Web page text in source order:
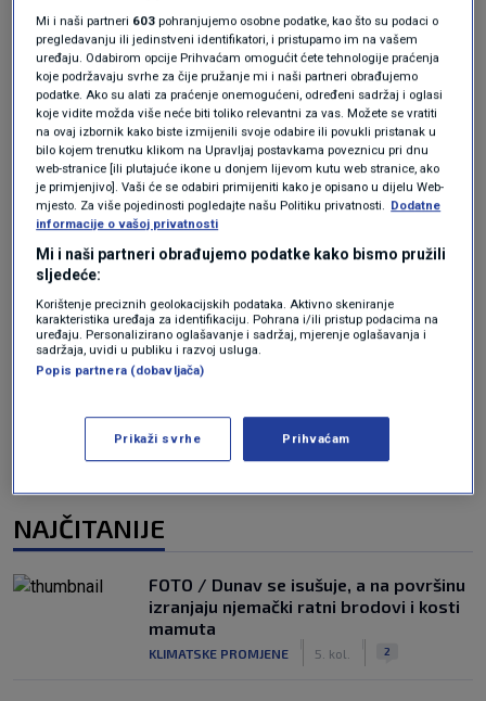
Oglas
Oglas
NAJČITANIJE
FOTO / Dunav se isušuje, a na površinu
izranjaju njemački ratni brodovi i kosti
mamuta
KLIMATSKE PROMJENE 5. kol. 2
Mi i naši partneri 603 pohranjujemo osobne podatke, kao što su podaci o
pregledavanju ili jedinstveni identifikatori, i pristupamo im na vašem
uređaju. Odabirom opcije Prihvaćam omogućit ćete tehnologije praćenja
koje podržavaju svrhe za čije pružanje mi i naši partneri obrađujemo
podatke. Ako su alati za praćenje onemogućeni, određeni sadržaj i oglasi
koje vidite možda više neće biti toliko relevantni za vas. Možete se vratiti
na ovaj izbornik kako biste izmijenili svoje odabire ili povukli pristanak u
bilo kojem trenutku klikom na Upravljaj postavkama poveznicu pri dnu
web-stranice [ili plutajuće ikone u donjem lijevom kutu web stranice, ako
je primjenjivo]. Vaši će se odabiri primijeniti kako je opisano u dijelu Web-
mjesto. Za više pojedinosti pogledajte našu Politiku privatnosti. Dodatne
informacije o vašoj privatnosti
Mi i naši partneri obrađujemo podatke kako bismo pružili
sljedeće:
Korištenje preciznih geolokacijskih podataka. Aktivno skeniranje
karakteristika uređaja za identifikaciju. Pohrana i/ili pristup podacima na
uređaju. Personalizirano oglašavanje i sadržaj, mjerenje oglašavanja i
sadržaja, uvidi u publiku i razvoj usluga.
Popis partnera (dobavljača)
Prikaži svrhe Prihvaćam